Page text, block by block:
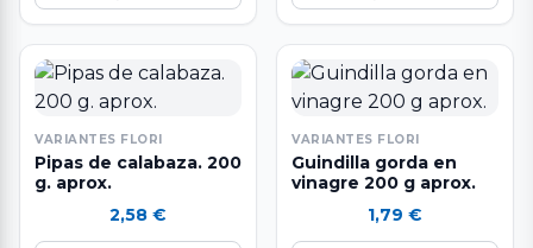
VARIANTES FLORI
Pipas de calabaza. 200
g. aprox.
2,58 €
VARIANTES FLORI
Guindilla gorda en
vinagre 200 g aprox.
1,79 €